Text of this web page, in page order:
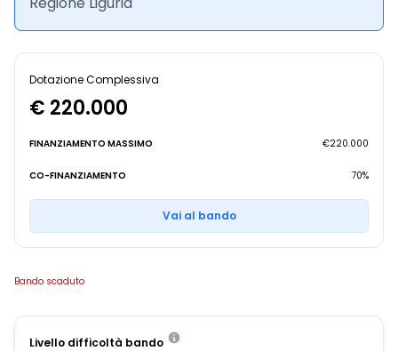
Dotazione Complessiva
€ 220.000
FINANZIAMENTO MASSIMO €220.000
CO-FINANZIAMENTO 70%
Vai al bando
Bando scaduto
Livello difficoltà bando